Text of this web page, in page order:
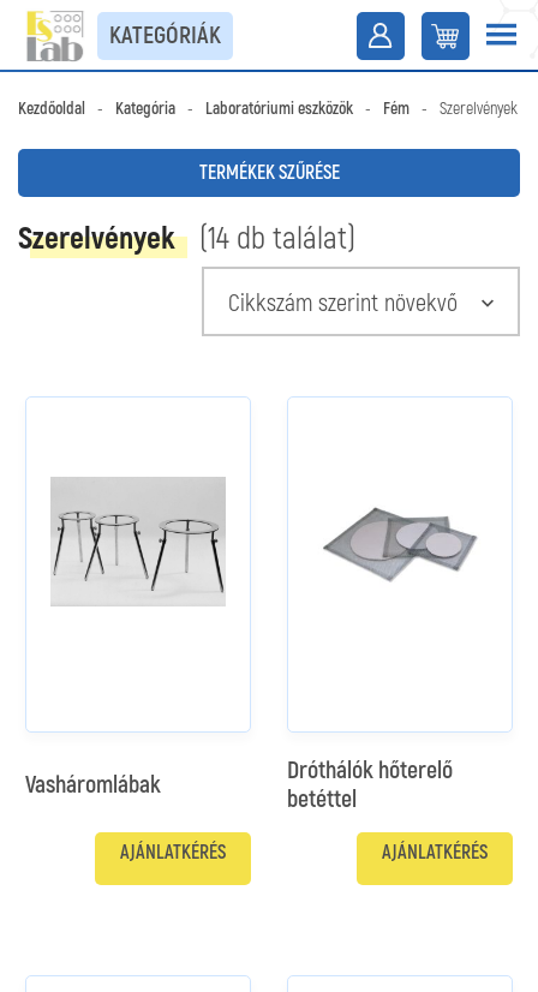
KATEGÓRIÁK
Kezdőoldal - Kategória - Laboratóriumi eszközök - Fém - Szerelvények
TERMÉKEK SZŰRÉSE
Szerelvények (14 db találat)
Cikkszám szerint növekvő
Vasháromlábak
AJÁNLATKÉRÉS
Dróthálók hőterelő
betéttel
AJÁNLATKÉRÉS